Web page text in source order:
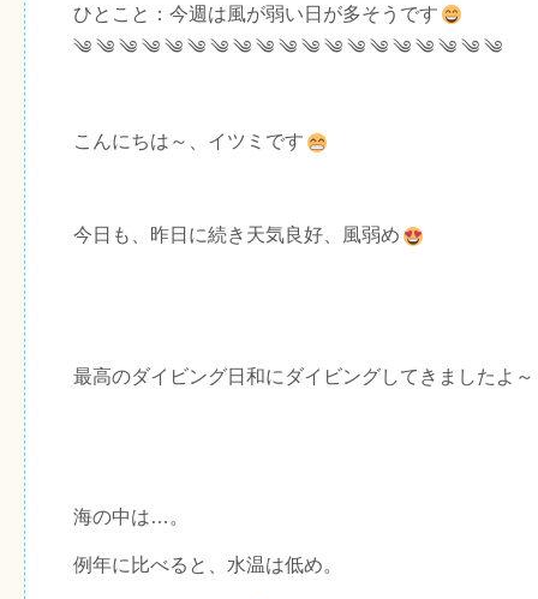
ひとこと：今週は風が弱い日が多そうです
༄ ༄ ༄ ༄ ༄ ༄ ༄ ༄ ༄ ༄ ༄ ༄ ༄ ༄ ༄ ༄ ༄ ༄ ༄
こんにちは～、イツミです
今日も、昨日に続き天気良好、風弱め
最高のダイビング日和にダイビングしてきましたよ～
海の中は…。
例年に比べると、水温は低め。